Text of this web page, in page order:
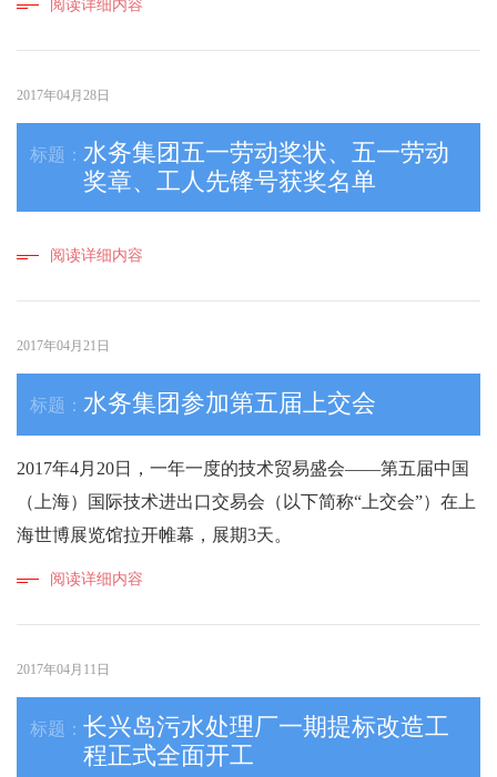
阅读详细内容
2017年04月28日
水务集团五一劳动奖状、五一劳动
奖章、工人先锋号获奖名单
阅读详细内容
2017年04月21日
水务集团参加第五届上交会
2017年4月20日，一年一度的技术贸易盛会——第五届中国
（上海）国际技术进出口交易会（以下简称“上交会”）在上
海世博展览馆拉开帷幕，展期3天。
阅读详细内容
2017年04月11日
长兴岛污水处理厂一期提标改造工
程正式全面开工